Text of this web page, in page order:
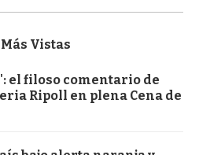
Vistas
el filoso comentario de
Ripoll en plena Cena de